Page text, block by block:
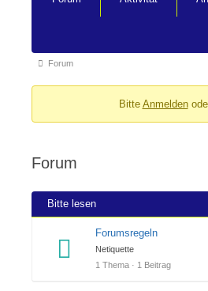
Navigation
Forum-
Du
hier:
Forum
Bitte Anmelden
Forum
Bitte lesen
Forumsregeln
Netiquette
1 Thema · 1 Beitrag